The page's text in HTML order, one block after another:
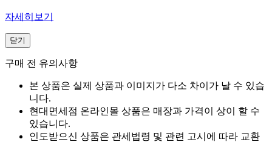
자세히보기
닫기
구매 전 유의사항
본 상품은 실제 상품과 이미지가 다소 차이가 날 수 있습
니다.
현대면세점 온라인몰 상품은 매장과 가격이 상이 할 수
있습니다.
인도받으신 상품은 관세법령 및 관련 고시에 따라 교환